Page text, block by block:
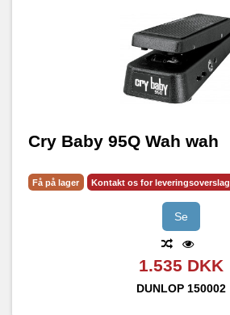
Cry Baby 95Q Wah wah
Få på lager Kontakt os for leveringsoverslag
Se
1.535 DKK
DUNLOP 150002